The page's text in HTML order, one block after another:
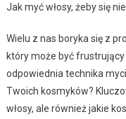
Jak myć włosy, żeby się
Wielu z nas boryka się z
który może być
odpowiednia technika
Twoich kosmyków?
włosy, ale również jakie